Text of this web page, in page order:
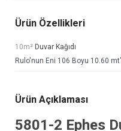
Ürün Özellikleri
10m² Duvar Kağıdı
Rulo'nun Eni 106 Boyu 10.60
Ürün Açıklaması
5801-2 Ephes